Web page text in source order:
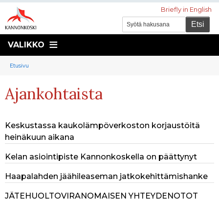
Briefly in English
VALIKKO
Murupolku
You
here:
Etusivu
Ajankohtaista
Keskustassa kaukolämpöverkoston korjaustöitä
heinäkuun aikana
Kelan asiointipiste Kannonkoskella on päättynyt
Haapalahden jäähileaseman jatkokehittämishanke
JÄTEHUOLTOVIRANOMAISEN YHTEYDENOTOT